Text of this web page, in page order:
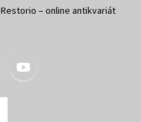
Restorio – online antikvariát